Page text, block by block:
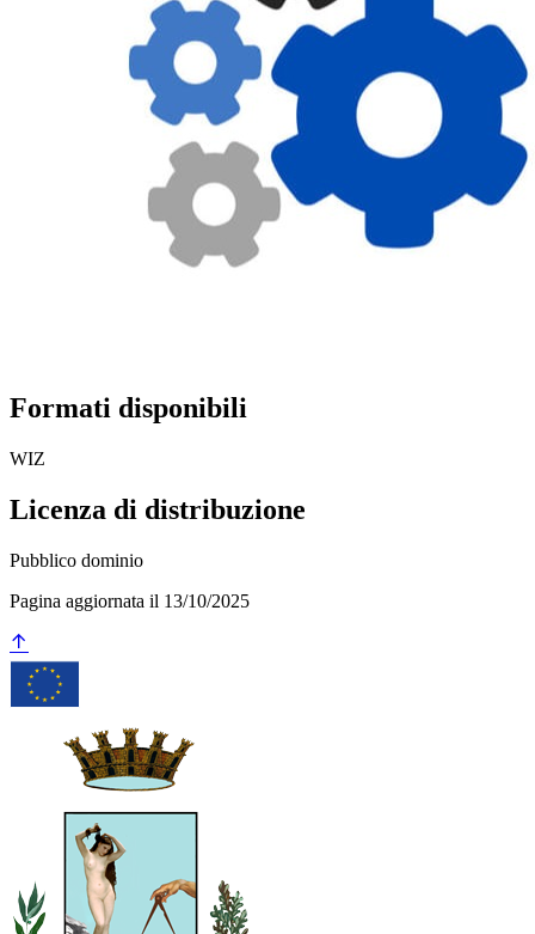
Formati disponibili
WIZ
Licenza di distribuzione
Pubblico dominio
Pagina aggiornata il 13/10/2025